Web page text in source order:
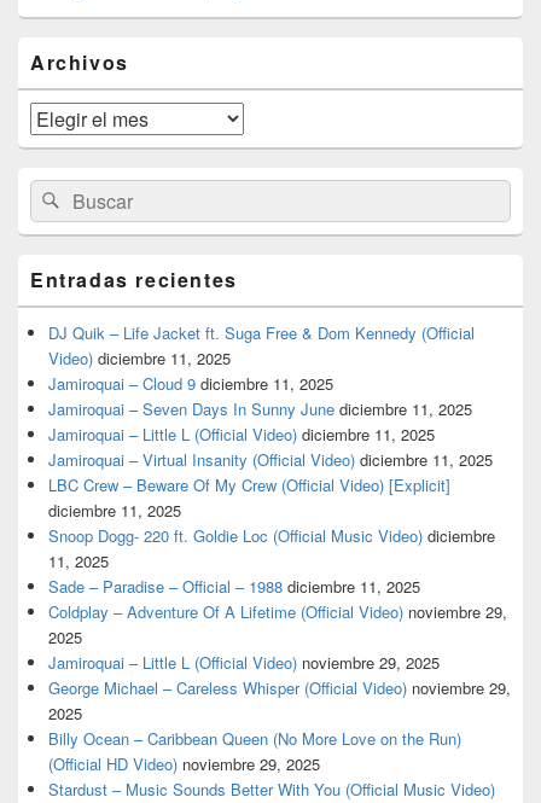
área
de
widget
barra
lateral
primaria
Archivos
Archivos
Buscar
por:
Buscar
Entradas recientes
DJ Quik – Life Jacket ft. Suga Free & Dom Kennedy (Official
Video) diciembre 11, 2025
Jamiroquai – Cloud 9 diciembre 11, 2025
Jamiroquai – Seven Days In Sunny June diciembre 11, 2025
Jamiroquai – Little L (Official Video) diciembre 11, 2025
Jamiroquai – Virtual Insanity (Official Video) diciembre 11, 2025
LBC Crew – Beware Of My Crew (Official Video) [Explicit]
diciembre 11, 2025
Snoop Dogg- 220 ft. Goldie Loc (Official Music Video) diciembre
11, 2025
Sade – Paradise – Official – 1988 diciembre 11, 2025
Coldplay – Adventure Of A Lifetime (Official Video) noviembre 29,
2025
Jamiroquai – Little L (Official Video) noviembre 29, 2025
George Michael – Careless Whisper (Official Video) noviembre 29,
2025
Billy Ocean – Caribbean Queen (No More Love on the Run)
(Official HD Video) noviembre 29, 2025
Stardust – Music Sounds Better With You (Official Music Video)